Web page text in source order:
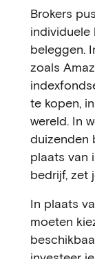
Brokers
individuele
beleggen.
zoals
te kopen,
wereld. In
duizenden
plaats van
bedrijf, zet
In plaats
moeten